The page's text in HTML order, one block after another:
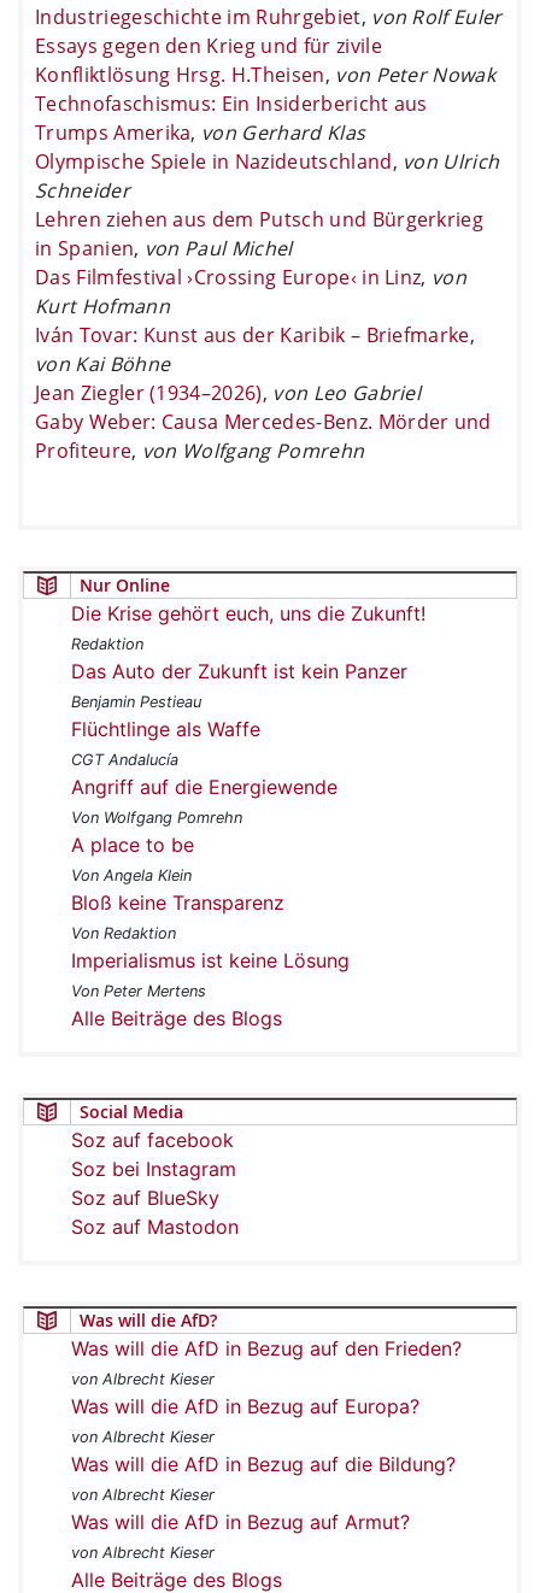
Industriegeschichte im Ruhrgebiet, von Rolf Euler
Essays gegen den Krieg und für zivile
Konfliktlösung Hrsg. H.Theisen, von Peter Nowak
Technofaschismus: Ein Insiderbericht aus
Trumps Amerika, von Gerhard Klas
Olympische Spiele in Nazideutschland, von Ulrich
Schneider
Lehren ziehen aus dem Putsch und Bürgerkrieg
in Spanien, von Paul Michel
Das Filmfestival ›Crossing Europe‹ in Linz, von
Kurt Hofmann
Iván Tovar: Kunst aus der Karibik – Briefmarke,
von Kai Böhne
Jean Ziegler (1934–2026), von Leo Gabriel
Gaby Weber: Causa Mercedes-Benz. Mörder und
Profiteure, von Wolfgang Pomrehn
Nur Online
Die Krise gehört euch, uns die Zukunft!
Redaktion
Das Auto der Zukunft ist kein Panzer
Benjamin Pestieau
Flüchtlinge als Waffe
CGT Andalucía
Angriff auf die Energiewende
Von Wolfgang Pomrehn
A place to be
Von Angela Klein
Bloß keine Transparenz
Von Redaktion
Imperialismus ist keine Lösung
Von Peter Mertens
Alle Beiträge des Blogs
Social Media
Soz auf facebook
Soz bei Instagram
Soz auf BlueSky
Soz auf Mastodon
Was will die AfD?
Was will die AfD in Bezug auf den Frieden?
von Albrecht Kieser
Was will die AfD in Bezug auf Europa?
von Albrecht Kieser
Was will die AfD in Bezug auf die Bildung?
von Albrecht Kieser
Was will die AfD in Bezug auf Armut?
von Albrecht Kieser
Alle Beiträge des Blogs